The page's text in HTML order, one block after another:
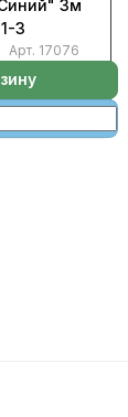
3м
3
Арт. 17076